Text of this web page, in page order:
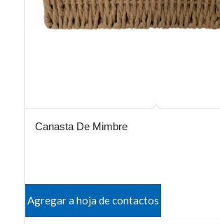
Canasta De Mimbre
Agregar a hoja de contactos